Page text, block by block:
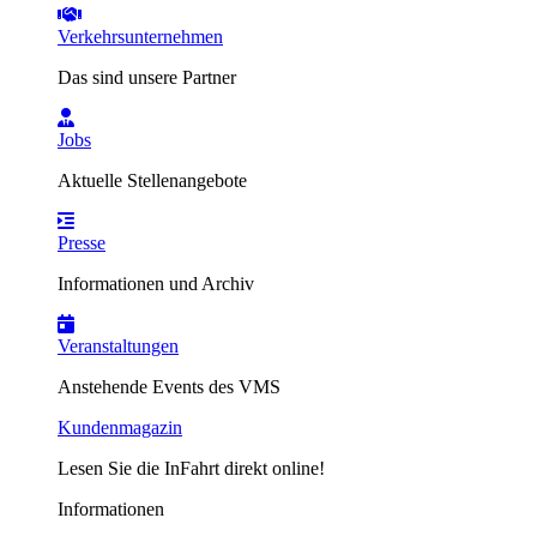
Verkehrsunternehmen
Das sind unsere Partner
Jobs
Aktuelle Stellenangebote
Presse
Informationen und Archiv
Veranstaltungen
Anstehende Events des VMS
Kundenmagazin
Lesen Sie die InFahrt direkt online!
Informationen